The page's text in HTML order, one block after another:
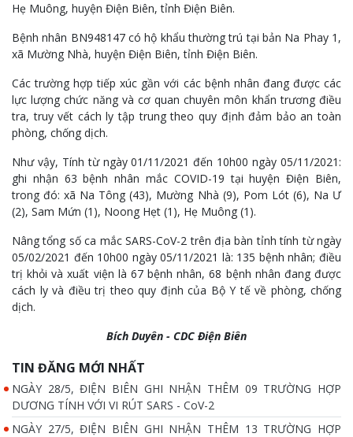
Hẹ Muông, huyện Điện Biên, tỉnh Điện Biên.
Bệnh nhân BN948147 có hộ khẩu thường trú tại bản Na Phay 1,
xã Mường Nhà, huyện Điện Biên, tỉnh Điện Biên.
Các trường hợp tiếp xúc gần với các bệnh nhân đang được các
lực lượng chức năng và cơ quan chuyên môn khẩn trương điều
tra, truy vết cách ly tập trung theo quy định đảm bảo an toàn
phòng, chống dịch.
Như vậy, Tính từ ngày 01/11/2021 đến 10h00 ngày 05/11/2021:
ghi nhận 63 bệnh nhân mắc COVID-19 tại huyện Điện Biên,
trong đó: xã Na Tông (43), Mường Nhà (9), Pom Lót (6), Na Ư
(2), Sam Mứn (1), Noong Hẹt (1), Hẹ Muông (1).
Nâng tổng số ca mắc SARS-CoV-2 trên địa bàn tỉnh tính từ ngày
05/02/2021 đến 10h00 ngày 05/11/2021 là: 135 bệnh nhân; điều
trị khỏi và xuất viện là 67 bệnh nhân, 68 bệnh nhân đang được
cách ly và điều trị theo quy định của Bộ Y tế về phòng, chống
dịch.
Bích Duyên - CDC Điện Biên
TIN ĐĂNG MỚI NHẤT
NGÀY 28/5, ĐIỆN BIÊN GHI NHẬN THÊM 09 TRƯỜNG HỢP
DƯƠNG TÍNH VỚI VI RÚT SARS - CoV-2
NGÀY 27/5, ĐIỆN BIÊN GHI NHẬN THÊM 13 TRƯỜNG HỢP